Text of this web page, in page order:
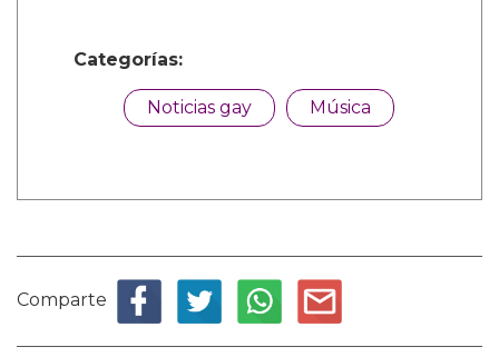
Categorías:
Noticias gay Música
Comparte